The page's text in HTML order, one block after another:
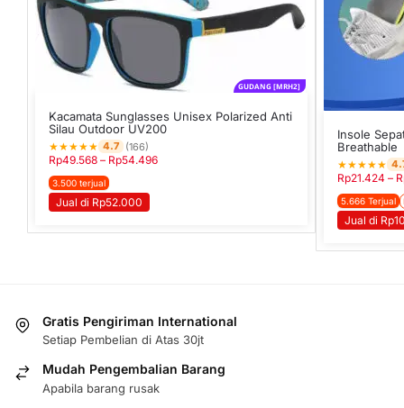
GUDANG [MRH2]
Kacamata Sunglasses Unisex Polarized Anti
Silau Outdoor UV200
★★★★★ 4.7 (166)
Rp49.568 – Rp54.496
3.500 terjual
Jual di Rp52.000
Insole
Breathable
★★★★★
Rp21.424 –
5.666 Terjual
Jual di
Gratis Pengiriman International
Setiap Pembelian di Atas 30jt
Mudah Pengembalian Barang
Apabila barang rusak